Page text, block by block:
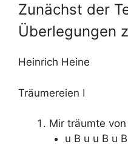
Zunächst der
Überlegungen
Heinrich Heine
Träumereien I
Mir träumte
u B u u B u